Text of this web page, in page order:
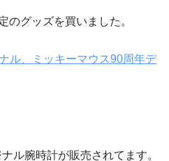
のグッズを買いました。
ル、ミッキーマウス90周年デ
ル腕時計が販売されてます。